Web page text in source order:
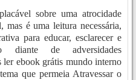
sobre uma atrocidade
é uma leitura necessária,
para educar, esclarecer e
diante de adversidades
ler ebook grátis mundo interno
que permeia Atravessar o